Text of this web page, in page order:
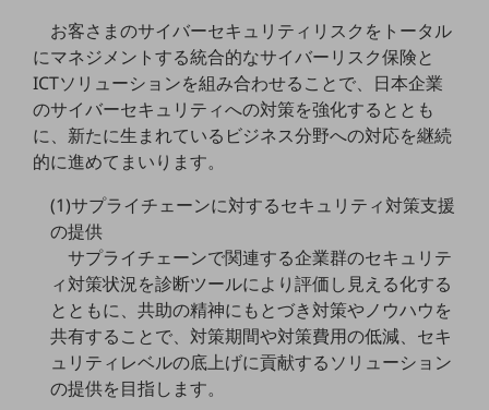
モビリティ
製造・建設業
小売業
キーワードで探す
モバイルTOP
法人向けスマホ・携帯に関する、
おすすめの機種、料金やサービスをご紹介
製品TOP
ビジネス向けスマートフォン
タフネススマートフォン
お客さまのサイバーセキュリティリスクをトータル
にマネジメントする統合的なサイバーリスク保険と
ICTソリューションを組み合わせることで、日本企業
のサイバーセキュリティへの対策を強化するととも
に、新たに生まれているビジネス分野への対応を継続
的に進めてまいります。
(1)サプライチェーンに対するセキュリティ対策支援
の提供
サプライチェーンで関連する企業群のセキュリテ
ィ対策状況を診断ツールにより評価し見える化する
とともに、共助の精神にもとづき対策やノウハウを
共有することで、対策期間や対策費用の低減、セキ
ュリティレベルの底上げに貢献するソリューション
の提供を目指します。